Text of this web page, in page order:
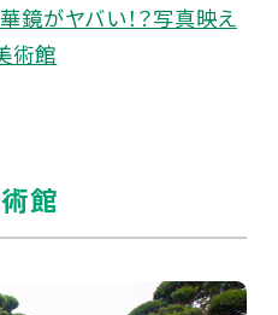
鏡がヤバい！？写真映え
術館
館